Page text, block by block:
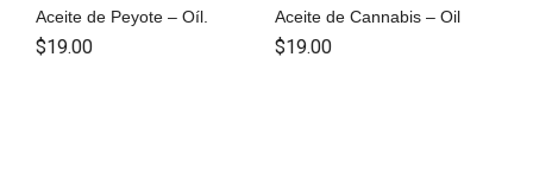
Aceite de Peyote – Oíl.
$19.00
Aceite de Cannabis – Oil
$19.00